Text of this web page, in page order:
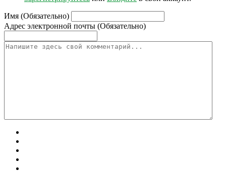
Имя (Обязательно)
Адрес электронной почты (Обязательно)